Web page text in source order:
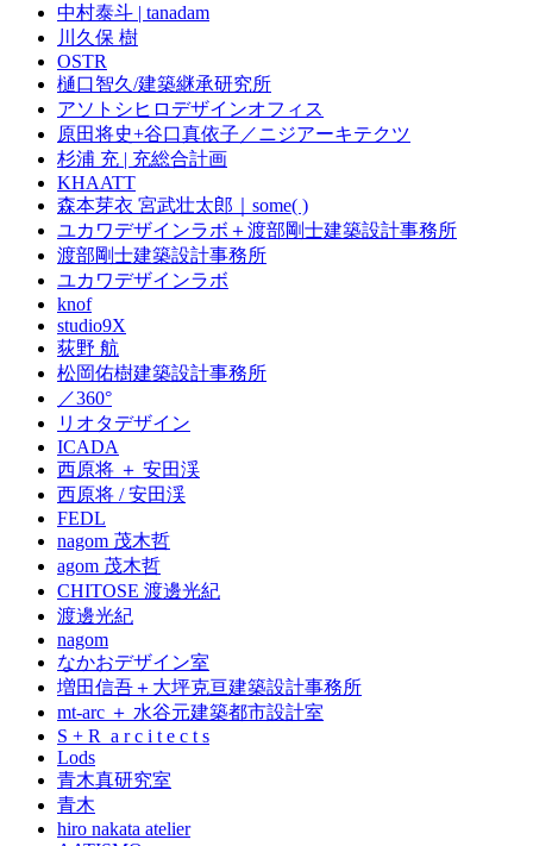
中村泰斗 | tanadam
川久保 樹
OSTR
樋口智久/建築継承研究所
アソトシヒロデザインオフィス
原田将史+谷口真依子／ニジアーキテクツ
杉浦 充 | 充総合計画
KHAATT
森本芽衣 宮武壮太郎｜some( )
ユカワデザインラボ＋渡部剛士建築設計事務所
渡部剛士建築設計事務所
ユカワデザインラボ
knof
studio9X
荻野 航
松岡佑樹建築設計事務所
／360°
リオタデザイン
ICADA
西原将 ＋ 安田渓
西原将 / 安田渓
FEDL
nagom 茂木哲
agom 茂木哲
CHITOSE 渡邊光紀
渡邊光紀
nagom
なかおデザイン室
増田信吾＋大坪克亘建築設計事務所
mt-arc ＋ 水谷元建築都市設計室
S + R a r c i t e c t s
Lods
青木真研究室
青木
hiro nakata atelier